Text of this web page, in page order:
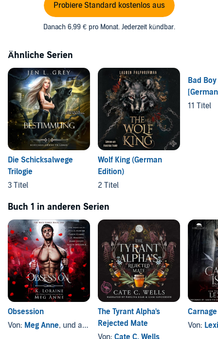
Probiere Standard kostenlos aus
Danach 6,99 € pro Monat. Jederzeit kündbar.
Ähnliche Serien
Die Schicksalwege
Trilogie
3 Titel
Wolf King (German
Edition)
2 Titel
Bad
11 Titel
Buch 1 in anderen Serien
Obsession
Von: Meg Anne, und andere
The Tyrant Alpha's
Rejected Mate
Von: Cate C. Wells
Von: